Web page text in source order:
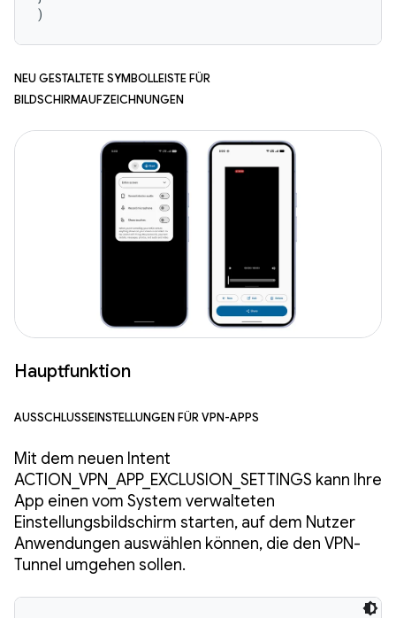
)
Neu gestaltete Symbolleiste für
Bildschirmaufzeichnungen
Hauptfunktion
Ausschlusseinstellungen für VPN-Apps
Mit dem neuen Intent
ACTION_VPN_APP_EXCLUSION_SETTINGS kann Ihre
App einen vom System verwalteten
Einstellungsbildschirm starten, auf dem Nutzer
Anwendungen auswählen können, die den VPN-
Tunnel umgehen sollen.